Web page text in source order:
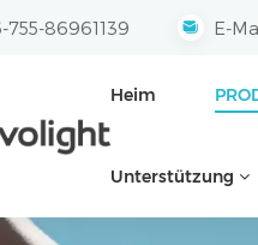
755-86961139 E-
Heim
Unterstützung